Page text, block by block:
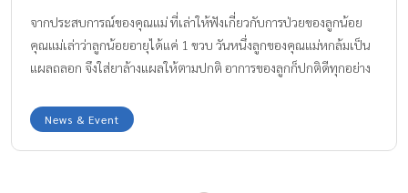
จากประสบการณ์ของคุณแม่ ที่เล่าให้ฟังเกี่ยวกับการป่วยของลูกน้อย
คุณแม่เล่าว่าลูกน้อยอายุได้แค่ 1 ขวบ วันหนึ่งลูกของคุณแม่หกล้มเป็น
แผลถลอก จึงใส่ยาล้างแผลให้ตามปกติ อาการของลูกก็ปกติดีทุกอย่าง
คน News & Event